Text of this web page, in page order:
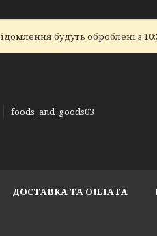
будуть оброблені з
foods_and_goods03
ДОСТАВКА ТА ОПЛАТА